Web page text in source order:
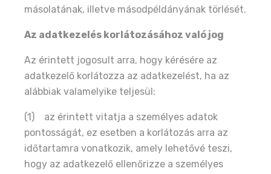
másolatának, illetve másodpéldányának törlését.
Az adatkezelés korlátozásához való jog
Az érintett jogosult arra, hogy kérésére az
adatkezelő korlátozza az adatkezelést, ha az
alábbiak valamelyike teljesül:
(1) az érintett vitatja a személyes adatok
pontosságát, ez esetben a korlátozás arra az
időtartamra vonatkozik, amely lehetővé teszi,
hogy az adatkezelő ellenőrizze a személyes